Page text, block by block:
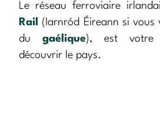
Le réseau ferroviaire
Rail
(Iarnród Éireann si vous
du gaélique), est votre
découvrir le pays.